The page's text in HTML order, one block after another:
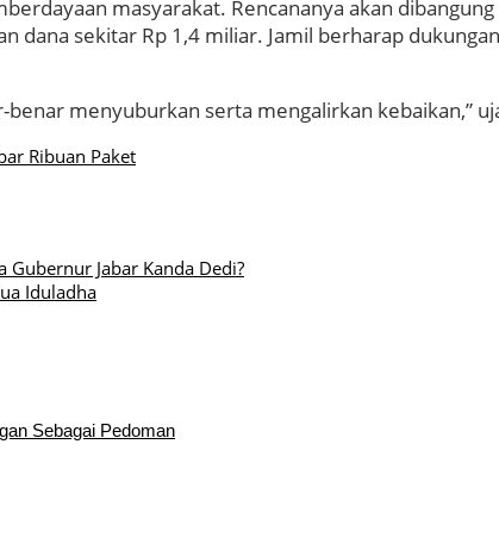
masyarakat. Rencananya akan
sekitar Rp 1,4 miliar. Jamil berharap
menyuburkan serta mengalirkan kebaikan,”
Ribuan Paket
Gubernur Jabar Kanda Dedi?
Iduladha
Sebagai Pedoman